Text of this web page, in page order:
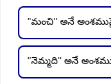
"మంచి" అనే
"నెమ్మది" అనే